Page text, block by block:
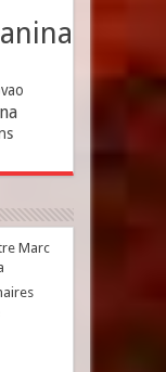
Marc